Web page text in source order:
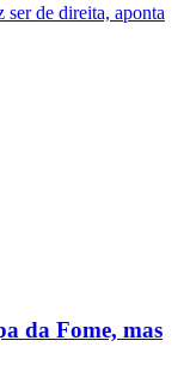
de direita, aponta
da Fome, mas